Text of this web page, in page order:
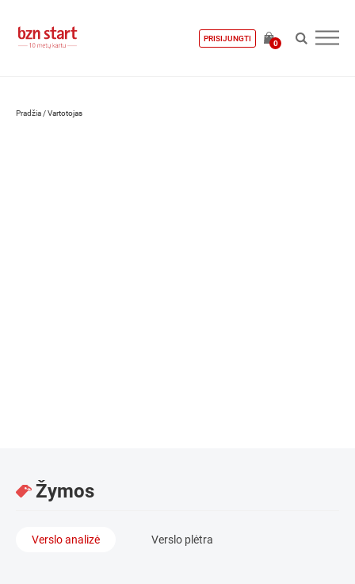
PRISIJUNGTI
0
Pradžia /Vartotojas
Žymos
Verslo analizė Verslo plėtra